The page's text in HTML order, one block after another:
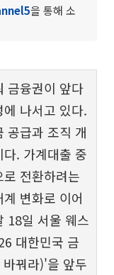
을 통해 소
금융권이 앞다
나서고 있다.
공급과 조직 개
. 가계대출 중
전환하려는
변화로 이어
18일 서울 웨스
대한민국 금
꿔라)'을 앞두